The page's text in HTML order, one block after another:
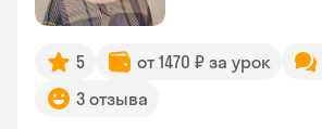
5 от 1470 ₽ за урок
3 отзыва